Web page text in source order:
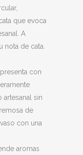
que evoca
A
nota de cata.
presenta con
sin
de
con una
aromas